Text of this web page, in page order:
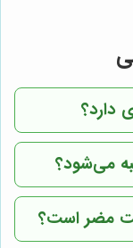
دارد؟
می‌شود؟
مضر است؟